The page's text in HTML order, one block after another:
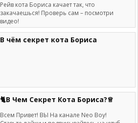
Рейв кота Бориса качает так, что
закачаешься! Проверь сам – посмотри
видео!
В чём секрет кота Бориса
🐈В Чем Секрет Кота Бориса?♕
Всем Привет! ВЫ На канале Neo Boy!